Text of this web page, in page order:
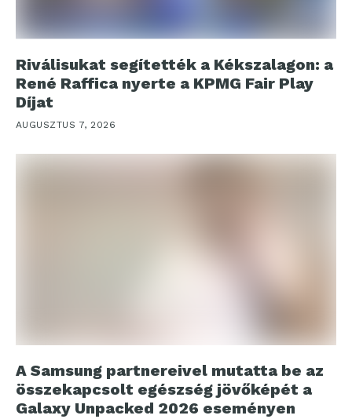
Riválisukat segítették a Kékszalagon: a
René Raffica nyerte a KPMG Fair Play
Díjat
AUGUSZTUS 7, 2026
A Samsung partnereivel mutatta be az
összekapcsolt egészség jövőképét a
Galaxy Unpacked 2026 eseményen